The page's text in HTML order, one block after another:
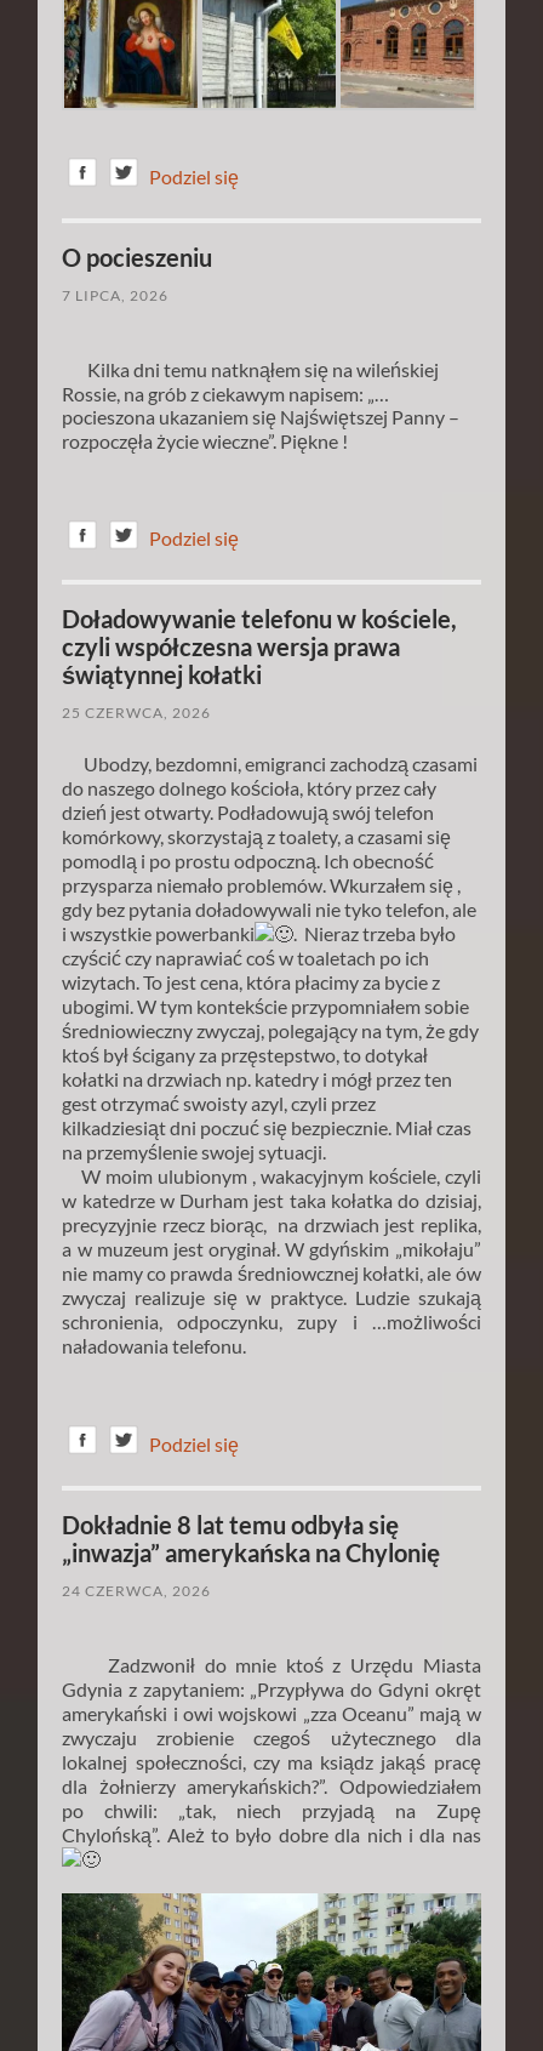
Podziel się
O pocieszeniu
7 LIPCA, 2026
Kilka dni temu natknąłem się na wileńskiej
Rossie, na grób z ciekawym napisem: „…
pocieszona ukazaniem się Najświętszej Panny –
rozpoczęła życie wieczne”. Piękne !
Podziel się
Doładowywanie telefonu w kościele,
czyli współczesna wersja prawa
świątynnej kołatki
25 CZERWCA, 2026
Ubodzy, bezdomni, emigranci zachodzą czasami
do naszego dolnego kościoła, który przez cały
dzień jest otwarty. Podładowują swój telefon
komórkowy, skorzystają z toalety, a czasami się
pomodlą i po prostu odpoczną. Ich obecność
przysparza niemało problemów. Wkurzałem się ,
gdy bez pytania doładowywali nie tyko telefon, ale
i wszystkie powerbanki
. Nieraz trzeba było
czyścić czy naprawiać coś w toaletach po ich
wizytach. To jest cena, która płacimy za bycie z
ubogimi. W tym kontekście przypomniałem sobie
średniowieczny zwyczaj, polegający na tym, że gdy
ktoś był ścigany za przęstepstwo, to dotykał
kołatki na drzwiach np. katedry i mógł przez ten
gest otrzymać swoisty azyl, czyli przez
kilkadziesiąt dni poczuć się bezpiecznie. Miał czas
na przemyślenie swojej sytuacji.
W moim ulubionym , wakacyjnym kościele, czyli
w katedrze w Durham jest taka kołatka do dzisiaj,
precyzyjnie rzecz biorąc, na drzwiach jest replika,
a w muzeum jest oryginał. W gdyńskim „mikołaju”
nie mamy co prawda średniowcznej kołatki, ale ów
zwyczaj realizuje się w praktyce. Ludzie szukają
schronienia, odpoczynku, zupy i …możliwości
naładowania telefonu.
Podziel się
Dokładnie 8 lat temu odbyła się
„inwazja” amerykańska na Chylonię
24 CZERWCA, 2026
Zadzwonił do mnie ktoś z Urzędu Miasta
Gdynia z zapytaniem: „Przypływa do Gdyni okręt
amerykański i owi wojskowi „zza Oceanu” mają w
zwyczaju zrobienie czegoś użytecznego dla
lokalnej społeczności, czy ma ksiądz jakąś pracę
dla żołnierzy amerykańskich?”. Odpowiedziałem
po chwili: „tak, niech przyjadą na Zupę
Chylońską”. Ależ to było dobre dla nich i dla nas